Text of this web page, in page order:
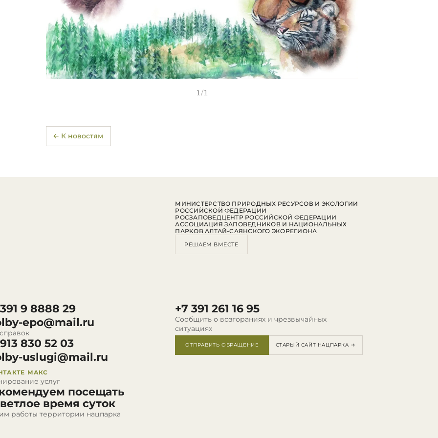
1/1
← К новостям
9 8888 29
epo@mail.ru
830 52 03
uslugi@mail.ru
МАКС
услуг
посещать
время суток
работы территории нацпарка
+7 391 261 16 95
Сообщить о возгораниях и чрезвычайных
ситуациях
ОТПРАВИТЬ ОБРАЩЕНИЕ СТАРЫЙ САЙТ НАЦПАРКА →
МИНИСТЕРСТВО ПРИРОДНЫХ РЕСУРСОВ И ЭКОЛОГИИ
РОССИЙСКОЙ ФЕДЕРАЦИИ
РОСЗАПОВЕДЦЕНТР РОССИЙСКОЙ ФЕДЕРАЦИИ
АССОЦИАЦИЯ ЗАПОВЕДНИКОВ И НАЦИОНАЛЬНЫХ
ПАРКОВ АЛТАЙ-САЯНСКОГО ЭКОРЕГИОНА
РЕШАЕМ ВМЕСТЕ